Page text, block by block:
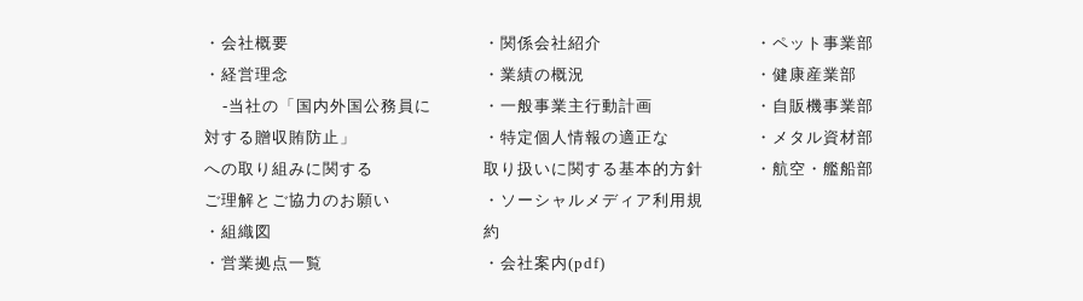
・ 会社概要
・ 経営理念
-当社の「国内外国公務員に
対する贈収賄防止」
への取り組みに関する
ご理解とご協力のお願い
・ 組織図
・ 営業拠点一覧
・ 関係会社紹介
・ 業績の概況
・ 一般事業主行動計画
・ 特定個人情報の適正な
取り扱いに関する基本的方針
・ ソーシャルメディア利用規
約
・ 会社案内(pdf)
・ ペット事業部
・ 健康産業部
・ 自販機事業部
・ メタル資材部
・ 航空・艦船部